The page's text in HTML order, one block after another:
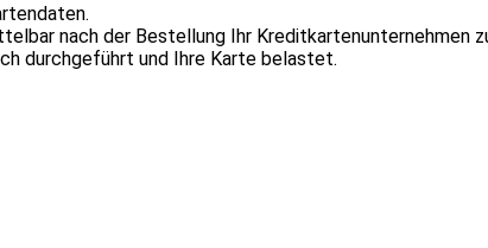
nach der Bestellung Ihr Kreditkartenunternehmen
durchgeführt und Ihre Karte belastet.